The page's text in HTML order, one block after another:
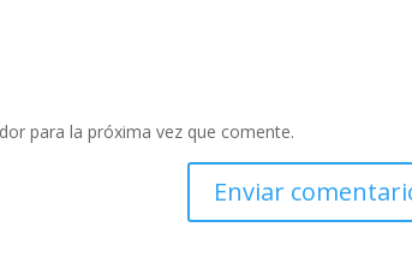
para la próxima vez que comente.